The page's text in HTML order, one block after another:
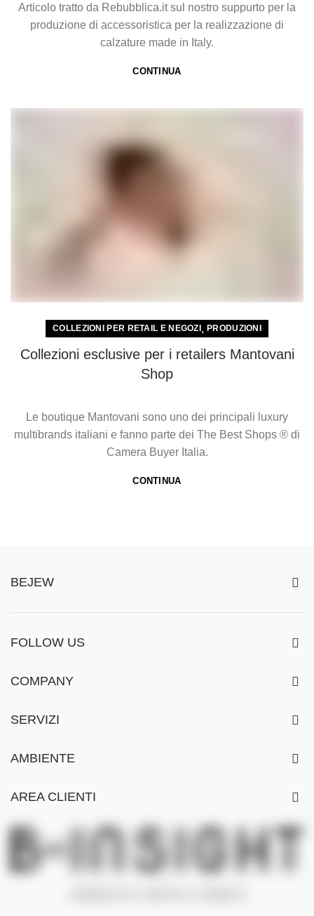
Articolo tratto da Rebubblica.it sul nostro suppurto per la
produzione di accessoristica per la realizzazione di
calzature made in Italy.
CONTINUA
COLLEZIONI PER RETAIL E NEGOZI , PRODUZIONI
Collezioni esclusive per i retailers Mantovani
Shop
Le boutique Mantovani sono uno dei principali luxury
multibrands italiani e fanno parte dei The Best Shops ® di
Camera Buyer Italia.
CONTINUA
BEJEW
FOLLOW US
COMPANY
SERVIZI
AMBIENTE
AREA CLIENTI